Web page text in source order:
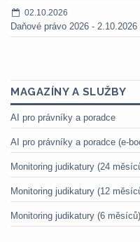
02.10.2026
Daňové právo 2026 - 2.10.2026
MAGAZÍNY A SLUŽBY
AI pro právníky a poradce
AI pro právníky a poradce (e-
Monitoring judikatury (24
Monitoring judikatury (12
Monitoring judikatury (6 měsíců)